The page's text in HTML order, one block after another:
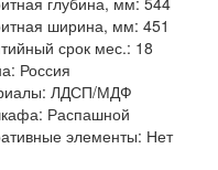
ширина, мм: 451
срок мес.: 18
Россия
ЛДСП/МДФ
Распашной
элементы: Нет